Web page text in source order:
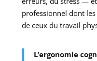
professionnel dont
de ceux du travail
L’ergonomie